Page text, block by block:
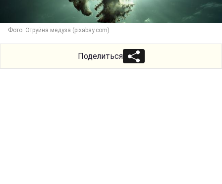
Фото: Отруйна медуза (pixabay.com)
Поделиться